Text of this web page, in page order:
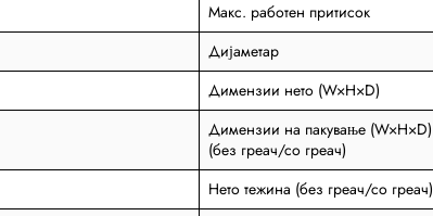
Макс. работен притисок
Дијаметар
Димензии нето (W×H×D)
Димензии на пакување (W×H×D)
(без греач/со греач)
Нето тежина (без греач/со греач)